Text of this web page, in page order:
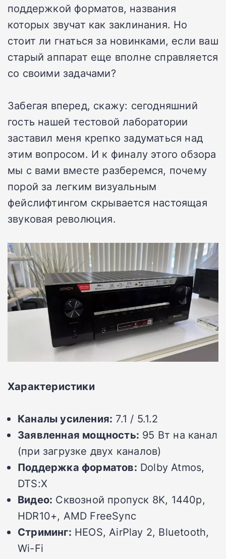
поддержкой форматов, названия
которых звучат как заклинания. Но
стоит ли гнаться за новинками, если ваш
старый аппарат еще вполне справляется
со своими задачами?
Забегая вперед, скажу: сегодняшний
гость нашей тестовой лаборатории
заставил меня крепко задуматься над
этим вопросом. И к финалу этого обзора
мы с вами вместе разберемся, почему
порой за легким визуальным
фейслифтингом скрывается настоящая
звуковая революция.
Характеристики
Каналы усиления: 7.1 / 5.1.2
Заявленная мощность: 95 Вт на канал
(при загрузке двух каналов)
Поддержка форматов: Dolby Atmos,
DTS:X
Видео: Сквозной пропуск 8K, 1440p,
HDR10+, AMD FreeSync
Стриминг: HEOS, AirPlay 2, Bluetooth,
Wi-Fi